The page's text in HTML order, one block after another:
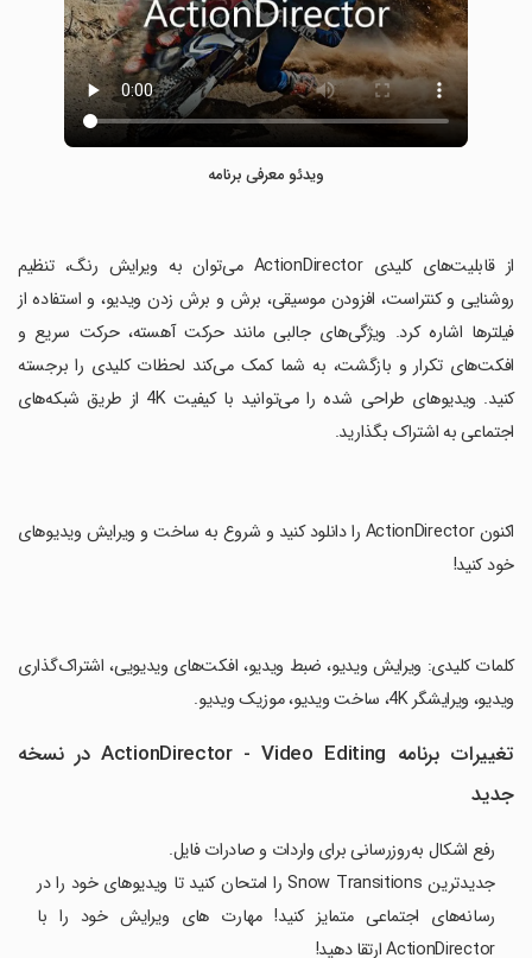
ویدئو معرفی برنامه
‏از قابلیت‌های کلیدی ActionDirector می‌توان به ویرایش رنگ، تنظیم
روشنایی و کنتراست، افزودن موسیقی، برش و برش زدن ویدیو، و استفاده از
فیلترها اشاره کرد. ویژگی‌های جالبی مانند حرکت آهسته، حرکت سریع و
افکت‌های تکرار و بازگشت، به شما کمک می‌کند لحظات کلیدی را برجسته
کنید. ویدیوهای طراحی شده را می‌توانید با کیفیت 4K از طریق شبکه‌های
اجتماعی به اشتراک بگذارید.
‏اکنون ActionDirector را دانلود کنید و شروع به ساخت و ویرایش ویدیوهای
خود کنید!
‏کلمات کلیدی: ویرایش ویدیو، ضبط ویدیو، افکت‌های ویدیویی، اشتراک‌گذاری
ویدیو، ویرایشگر 4K، ساخت ویدیو، موزیک ویدیو.
تغییرات برنامه ActionDirector - Video Editing در نسخه
جدید
رفع اشکال به‌روزرسانی برای واردات و صادرات فایل.
جدیدترین Snow Transitions را امتحان کنید تا ویدیوهای خود را در
رسانه‌های اجتماعی متمایز کنید! مهارت های ویرایش خود را با
ActionDirector ارتقا دهید!